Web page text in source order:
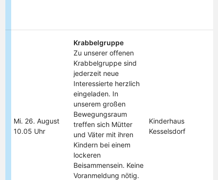
Mi. 26. August
10.05 Uhr
Krabbelgruppe
Zu unserer offenen
Krabbelgruppe sind
jederzeit neue
Interessierte herzlich
eingeladen. In
unserem großen
Bewegungsraum
treffen sich Mütter
und Väter mit ihren
Kindern bei einem
lockeren
Beisammensein. Keine
Voranmeldung nötig.
Kinderhaus
Kesselsdorf